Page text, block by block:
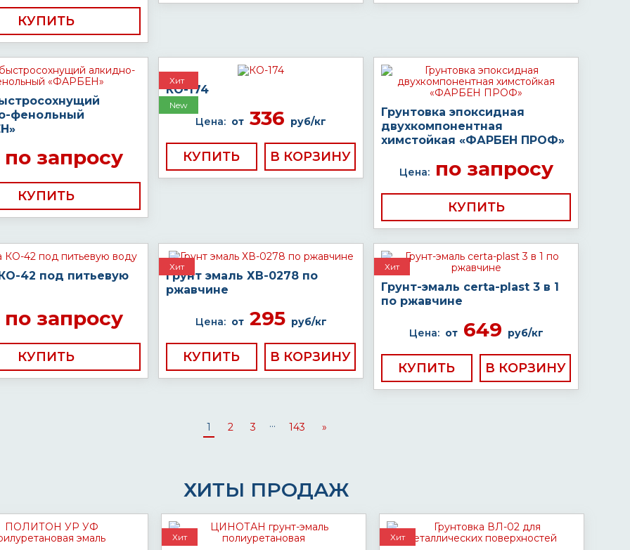
КУПИТЬ
фенольный
запросу
КУПИТЬ
Хит
New
КО-174
Цена: от 336 руб/кг
КУПИТЬ
Грунтовка эпоксидная
двухкомпонентная
химстойкая «ФАРБЕН ПРОФ»
Цена:по запросу
КУПИТЬ
42 под питьевую
запросу
КУПИТЬ
Хит
Грунт эмаль ХВ-0278 по
ржавчине
Цена: от295 руб/кг
КУПИТЬ
Хит
Грунт-эмаль certa-plast 3 в 1
по ржавчине
Цена: от649 руб/кг
КУПИТЬ
1 2 3 ... 143 »
ХИТЫ ПРОДАЖ
Хит Хит